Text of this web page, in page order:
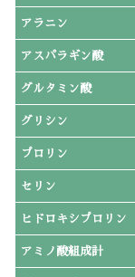
アラニン
アスパラギン酸
グルタミン酸
グリシン
プロリン
セリン
ヒドロキシプロリン
アミノ酸組成計